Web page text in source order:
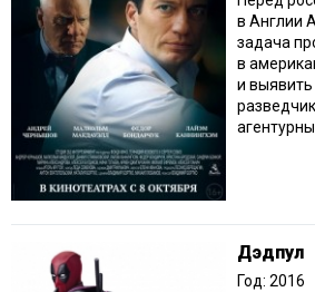
в Англии
задача
в
и
Дэдпул
Год: 2016